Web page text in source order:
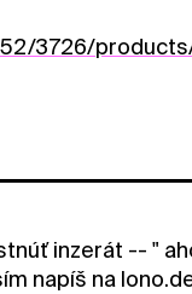
3726/products/
inzerát -- "
napíš na